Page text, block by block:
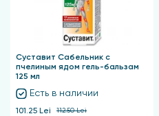
Суставит Сабельник с
пчелиным ядом гель-бальзам
125 мл
Есть в наличии
101.25 Lei 112.50 Lei